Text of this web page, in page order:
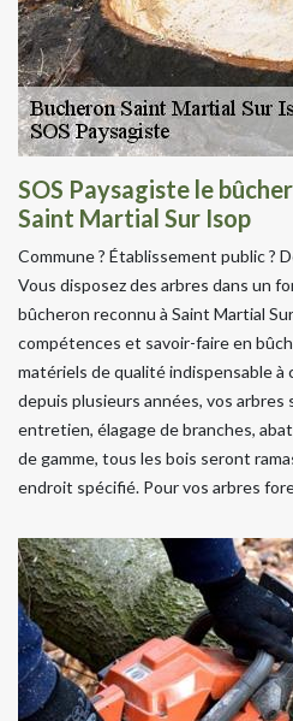
SOS Paysagiste le
Saint Martial Sur Isop
Commune ? Établissement public ?
Vous disposez des arbres dans un
bûcheron reconnu à Saint Martial
compétences et savoir-faire en
matériels de qualité indispensable à
depuis plusieurs années, vos
entretien, élagage de branches,
de gamme, tous les bois seront
endroit spécifié. Pour vos arbres